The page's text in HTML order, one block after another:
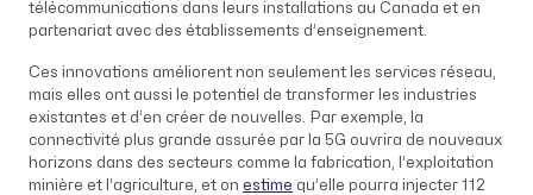
télécommunications dans leurs installations au Canada et en
partenariat avec des établissements d’enseignement.
Ces innovations améliorent non seulement les services réseau,
mais elles ont aussi le potentiel de transformer les industries
existantes et d’en créer de nouvelles. Par exemple, la
connectivité plus grande assurée par la 5G ouvrira de nouveaux
horizons dans des secteurs comme la fabrication, l’exploitation
minière et l’agriculture, et on estime qu’elle pourra injecter 112